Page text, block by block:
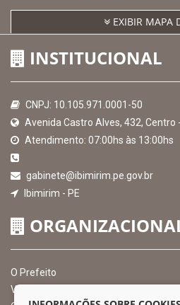
EXIBIR MAPA
INSTITUCIONAL
CNPJ: 10.105.971.0001-50
Avenida Castro Alves, 432, Centro
Atendimento: 07:00hs às 13:00hs
gabinete@ibimirim.pe.gov.br
Ibimirim - PE
O Prefeito
Vice Prefeito